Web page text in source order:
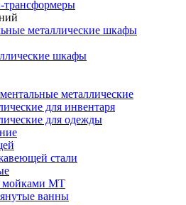
трансформеры
металлические шкафы
шкафы
металлические
для инвентаря
для одежды
стали
мойками МТ
ванны